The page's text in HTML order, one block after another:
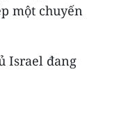
một chuyến
Israel đang